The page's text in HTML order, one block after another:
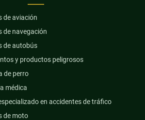
de aviación
de navegación
de autobús
y productos peligrosos
de perro
médica
en accidentes de tráfico
de moto